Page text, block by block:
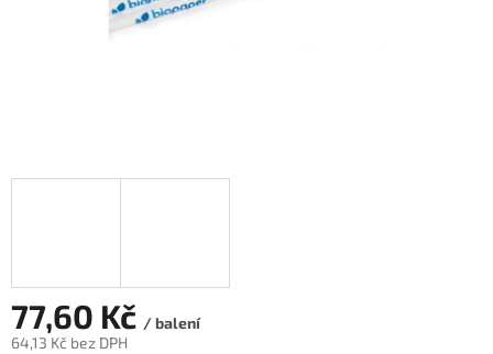
77,60 Kč / balení
64,13 Kč bez DPH